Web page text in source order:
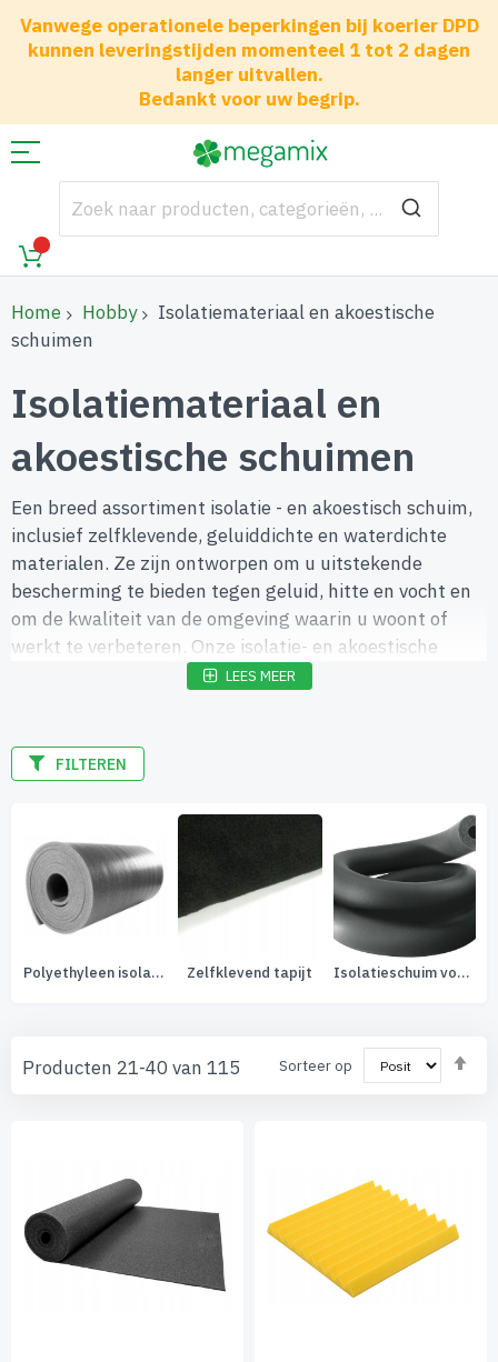
Vanwege operationele beperkingen bij koerier DPD
kunnen leveringstijden momenteel 1 tot 2 dagen
langer uitvallen.
Bedankt voor uw begrip.
Home Hobby
Isolatiemateriaal en akoestische
schuimen
Isolatiemateriaal en
akoestische schuimen
Een breed assortiment isolatie - en akoestisch schuim,
inclusief zelfklevende, geluiddichte en waterdichte
materialen. Ze zijn ontworpen om u uitstekende
bescherming te bieden tegen geluid, hitte en vocht en
om de kwaliteit van de omgeving waarin u woont of
werkt te verbeteren. Onze isolatie- en akoestische
schuimen hebben uitstekende eigenschappen die
zich aan elk oppervlak aan, waardoor u tijd en moeite
bespaart bij het installeren ervan. Ons geluiddichte
schuim zorgt ervoor dat je geen ongewenste geluiden
in de kamer hoort, terwijl ons waterdichte schuim
beschermt tegen vocht en water.
LEES MEER
Zelfklevend tapijt Isolatieschuim voor leidingen Absorptieschuimen
Producten 21-40 van 115 Sorteer op
FILTEREN